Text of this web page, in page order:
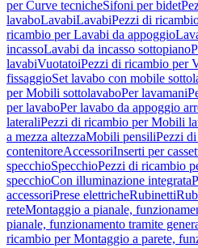
per Curve tecnicheSifoni per bidet
lavaboLavabiLavabiPezzi di
ricambio per Lavabi da appoggio
incassoLavabi da incasso sottopiano
lavabiVuotatoiPezzi di ricambio per
fissaggioSet lavabo con mobile
per Mobili sottolavaboPer lavamani
per lavaboPer lavabo da appoggio
lateraliPezzi di ricambio per Mobili
a mezza altezzaMobili pensiliPezzi
contenitoreAccessoriInserti per
specchioSpecchioPezzi di ricambio
specchioCon illuminazione integrata
accessoriPrese elettricheRubinetti
reteMontaggio a pianale,
pianale, funzionamento tramite
ricambio per Montaggio a parete,